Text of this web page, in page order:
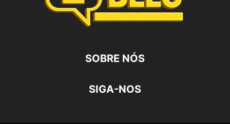
SOBRE NÓS
SIGA-NOS